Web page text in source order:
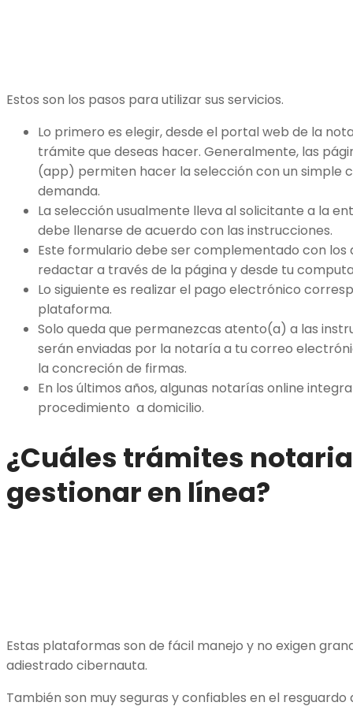
Estos son los pasos para utilizar sus servicios.
Lo primero es elegir, desde el portal web de la
trámite que deseas hacer. Generalmente, las
(app) permiten hacer la selección con un simple
demanda.
La selección usualmente lleva al solicitante a la
debe llenarse de acuerdo con las instrucciones.
Este formulario debe ser complementado con los
redactar a través de la página y desde tu
Lo siguiente es realizar el pago electrónico
plataforma.
Solo queda que permanezcas atento(a) a las
serán enviadas por la notaría a tu correo
la concreción de firmas.
En los últimos años, algunas notarías online
procedimiento a domicilio.
¿Cuáles trámites
gestionar en línea?
Estas plataformas son de fácil manejo y no exigen
adiestrado cibernauta.
También son muy seguras y confiables en el